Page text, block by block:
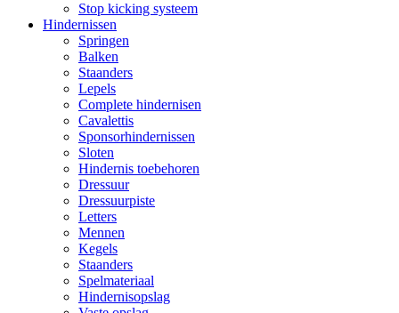
Stop kicking systeem
Hindernissen
Springen
Balken
Staanders
Lepels
Complete hindernisen
Cavalettis
Sponsorhindernissen
Sloten
Hindernis toebehoren
Dressuur
Dressuurpiste
Letters
Mennen
Kegels
Staanders
Spelmateriaal
Hindernisopslag